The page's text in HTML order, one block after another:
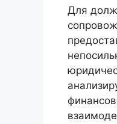
Для